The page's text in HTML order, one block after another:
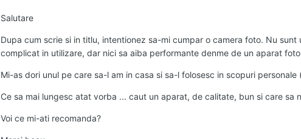
Salutare
Dupa cum scrie si in titlu, intentionez sa-mi cumpar o camera foto. Nu
complicat in utilizare, dar nici sa aiba performante denme de un aparat
Mi-as dori unul pe care sa-l am in casa si sa-l folosesc in scopuri
Ce sa mai lungesc atat vorba ... caut un aparat, de calitate, bun si care sa
Voi ce mi-ati recomanda?